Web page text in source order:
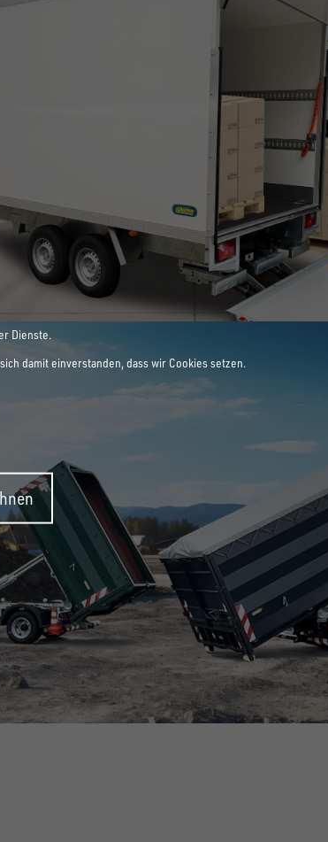
LEIDENSCHAFT
Dienste.
damit einverstanden, dass wir Cookies setzen.